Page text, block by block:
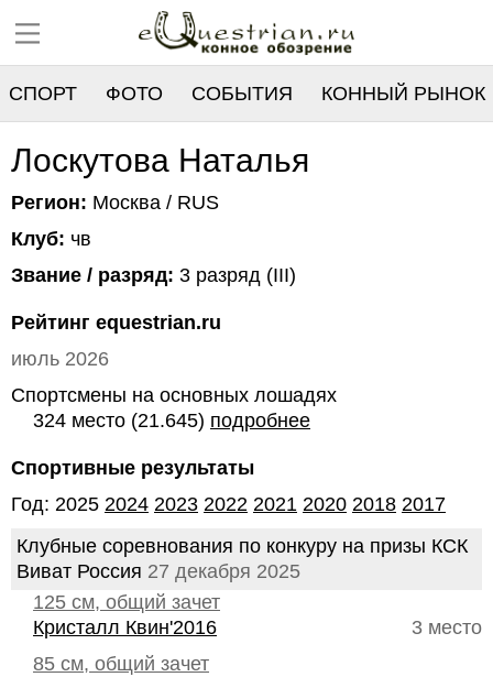
СПОРТ ФОТО СОБЫТИЯ КОННЫЙ РЫНОК
РЕЕСТР
Лоскутова Наталья
Регион: Москва / RUS
Клуб: чв
Звание / разряд: 3 разряд (III)
Рейтинг equestrian.ru
июль 2026
Спортсмены на основных лошадях
324 место (21.645) подробнее
Спортивные результаты
Год: 2025 2024 2023 2022 2021 2020 2018 2017
Клубные соревнования по конкуру на призы КСК
Виват Россия 27 декабря 2025
125 см, общий зачет
3 место
Кристалл Квин'2016
85 см, общий зачет